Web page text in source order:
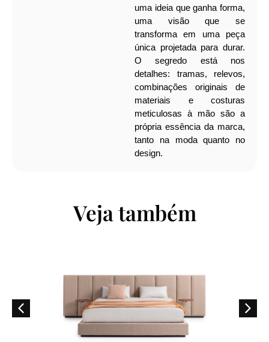
uma ideia que ganha forma,
uma visão que se
transforma em uma peça
única projetada para durar.
O segredo está nos
detalhes: tramas, relevos,
combinações originais de
materiais e costuras
meticulosas à mão são a
própria essência da marca,
tanto na moda quanto no
design.
Veja também